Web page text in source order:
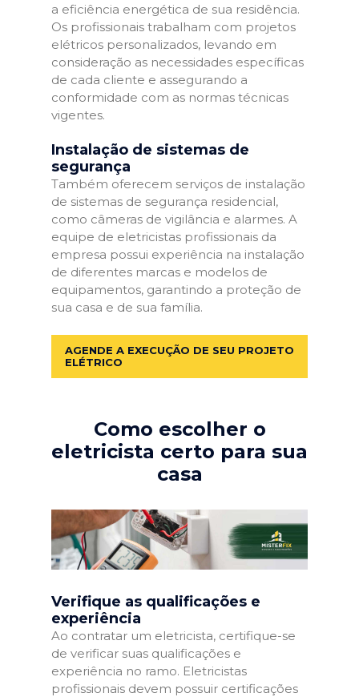
a eficiência energética de sua residência.
Os profissionais trabalham com projetos
elétricos personalizados, levando em
consideração as necessidades específicas
de cada cliente e assegurando a
conformidade com as normas técnicas
vigentes.
Instalação de sistemas de
segurança
Também oferecem serviços de instalação
de sistemas de segurança residencial,
como câmeras de vigilância e alarmes. A
equipe de eletricistas profissionais da
empresa possui experiência na instalação
de diferentes marcas e modelos de
equipamentos, garantindo a proteção de
sua casa e de sua família.
AGENDE A EXECUÇÃO DE SEU PROJETO
ELÉTRICO
Como escolher o
eletricista certo para sua
casa
Verifique as qualificações e
experiência
Ao contratar um eletricista, certifique-se
de verificar suas qualificações e
experiência no ramo. Eletricistas
profissionais devem possuir certificações